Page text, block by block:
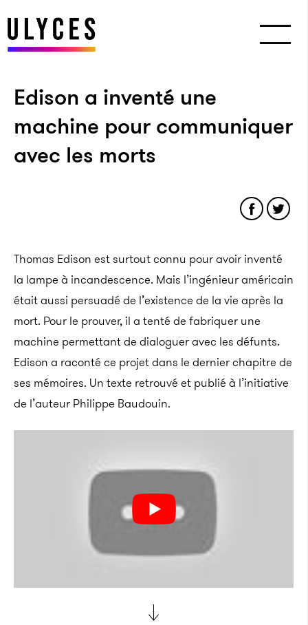
Edison a inventé une
machine pour communiquer
avec les morts
Thomas Edison est surtout connu pour avoir inventé
la lampe à incandescence. Mais l’ingénieur américain
était aussi persuadé de l’existence de la vie après la
mort. Pour le prouver, il a tenté de fabriquer une
machine permettant de dialoguer avec les défunts.
Edison a raconté ce projet dans le dernier chapitre de
ses mémoires. Un texte retrouvé et publié à l’initiative
de l’auteur Philippe Baudouin.